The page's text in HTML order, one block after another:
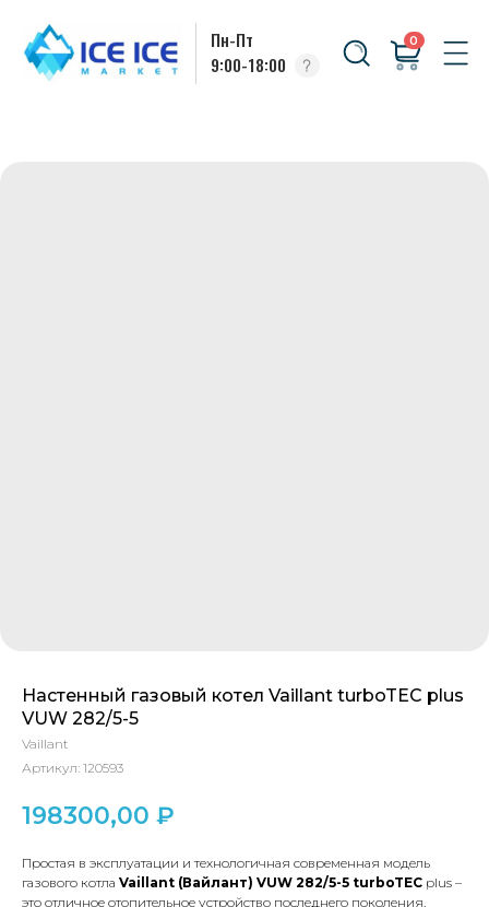
9:00-18:00
Настенный газовый котел Vaillant turboTEC plus
VUW 282/5-5
Vaillant
Артикул: 120593
198300,00 ₽
Простая в эксплуатации и технологичная современная модель
газового котла Vaillant (Вайлант) VUW 282/5-5 turboTEC plus –
это отличное отопительное устройство последнего поколения,